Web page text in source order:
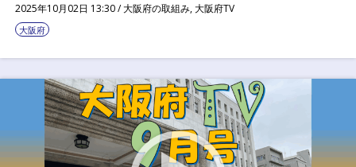
2025年10月02日 13:30 /大阪府の取組み,大阪府TV
大阪府